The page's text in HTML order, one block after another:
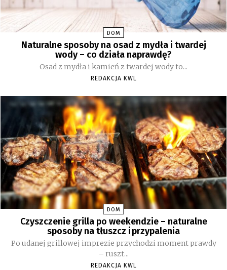
DOM
Naturalne sposoby na osad z mydła i twardej
wody – co działa naprawdę?
Osad z mydła i kamień z twardej wody to...
REDAKCJA KWL
DOM
Czyszczenie grilla po weekendzie – naturalne
sposoby na tłuszcz i przypalenia
Po udanej grillowej imprezie przychodzi moment prawdy
– ruszt...
REDAKCJA KWL